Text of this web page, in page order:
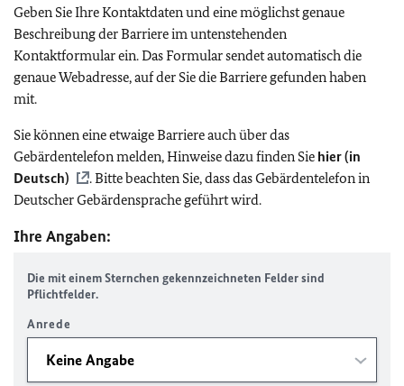
Geben Sie Ihre Kontaktdaten und eine möglichst genaue
Beschreibung der Barriere im untenstehenden
Kontaktformular ein. Das Formular sendet automatisch die
genaue Webadresse, auf der Sie die Barriere gefunden haben
mit.
Sie können eine etwaige Barriere auch über das
Gebärdentelefon melden, Hinweise dazu finden Sie hier (in
Deutsch)
. Bitte beachten Sie, dass das Gebärdentelefon in
Deutscher Gebärdensprache geführt wird.
Ihre Angaben:
Die mit einem Sternchen gekennzeichneten Felder sind
Pflichtfelder.
Anrede